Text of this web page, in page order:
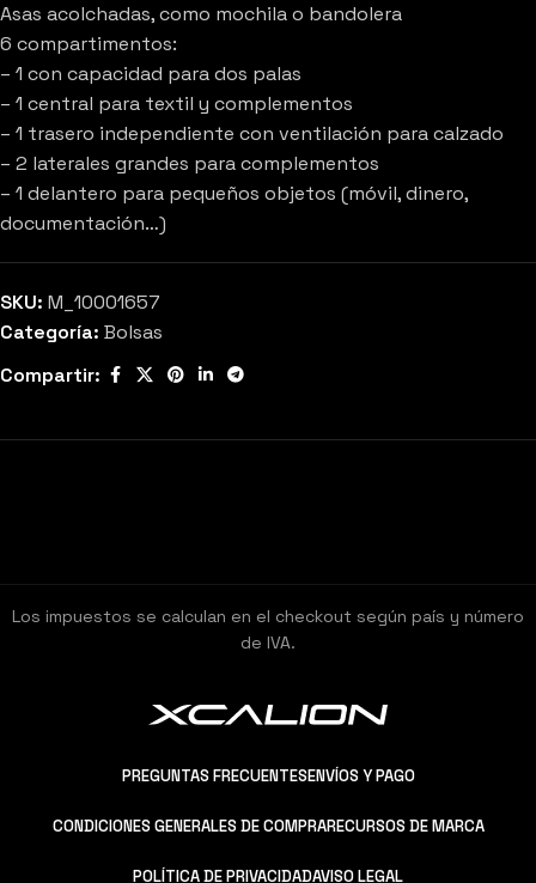
Asas acolchadas, como mochila o bandolera
6 compartimentos:
– 1 con capacidad para dos palas
– 1 central para textil y complementos
– 1 trasero independiente con ventilación para calzado
– 2 laterales grandes para complementos
– 1 delantero para pequeños objetos (móvil, dinero,
documentación…)
SKU: M_10001657
Categoría: Bolsas
Compartir:
Los impuestos se calculan en el checkout según país y número
de IVA.
PREGUNTAS FRECUENTESENVÍOS Y PAGO
CONDICIONES GENERALES DE COMPRARECURSOS DE MARCA
POLÍTICA DE PRIVACIDADAVISO LEGAL